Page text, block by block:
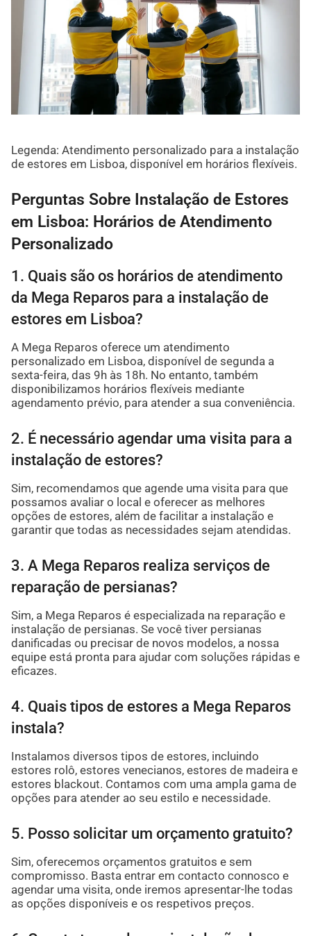
Legenda: Atendimento personalizado para a instalação
de estores em Lisboa, disponível em horários flexíveis.
Perguntas Sobre Instalação de Estores
em Lisboa: Horários de Atendimento
Personalizado
1. Quais são os horários de atendimento
da Mega Reparos para a instalação de
estores em Lisboa?
A Mega Reparos oferece um atendimento
personalizado em Lisboa, disponível de segunda a
sexta-feira, das 9h às 18h. No entanto, também
disponibilizamos horários flexíveis mediante
agendamento prévio, para atender a sua conveniência.
2. É necessário agendar uma visita para a
instalação de estores?
Sim, recomendamos que agende uma visita para que
possamos avaliar o local e oferecer as melhores
opções de estores, além de facilitar a instalação e
garantir que todas as necessidades sejam atendidas.
3. A Mega Reparos realiza serviços de
reparação de persianas?
Sim, a Mega Reparos é especializada na reparação e
instalação de persianas. Se você tiver persianas
danificadas ou precisar de novos modelos, a nossa
equipe está pronta para ajudar com soluções rápidas e
eficazes.
4. Quais tipos de estores a Mega Reparos
instala?
Instalamos diversos tipos de estores, incluindo
estores rolô, estores venecianos, estores de madeira e
estores blackout. Contamos com uma ampla gama de
opções para atender ao seu estilo e necessidade.
5. Posso solicitar um orçamento gratuito?
Sim, oferecemos orçamentos gratuitos e sem
compromisso. Basta entrar em contacto connosco e
agendar uma visita, onde iremos apresentar-lhe todas
as opções disponíveis e os respetivos preços.